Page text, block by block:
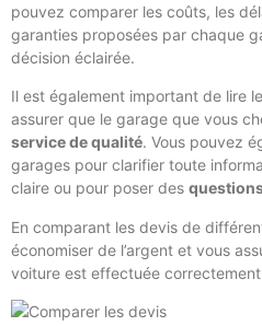
pouvez comparer les coûts, les
garanties proposées par chaque
décision éclairée.
Il est également important de lire
assurer que le garage que vous
service de qualité. Vous pouvez
garages pour clarifier toute
claire ou pour poser des
En comparant les devis de
économiser de l’argent et vous
voiture est effectuée